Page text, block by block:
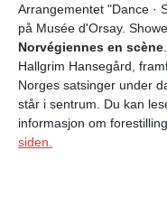
Arrangementet "Dance ·
på Musée d'Orsay.
Norvégiennes en scène
Hallgrim Hansegård,
Norges satsinger under
står i sentrum. Du kan
informasjon om
siden.